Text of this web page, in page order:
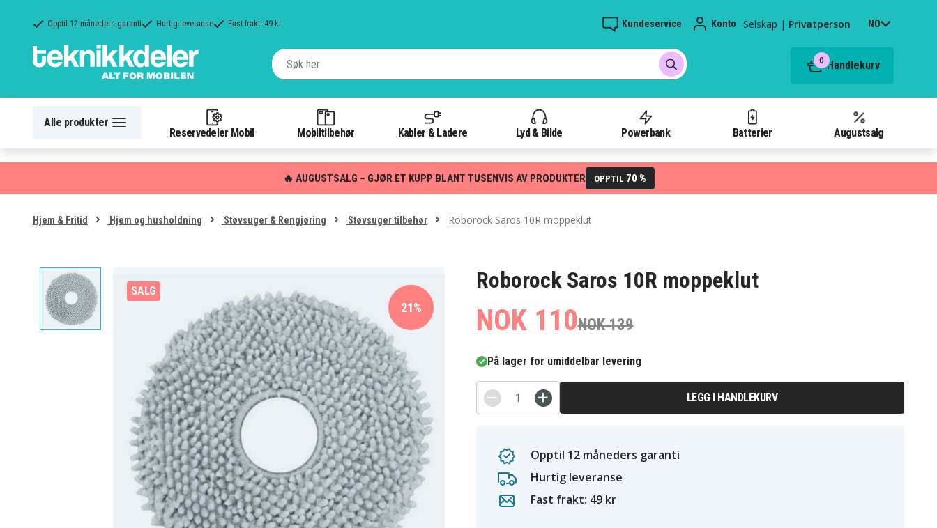
Opptil 12 måneders garanti Hurtig leveranse Fast frakt: 49 kr Kundeservice Konto Selskap | Privatperson NO
0 Handlekurv
Alle produkter
Reservedeler Mobil Mobiltilbehør Kabler & Ladere Lyd & Bilde Powerbank Batterier Augustsalg
🔥 AUGUSTSALG – GJØR ET KUPP BLANT TUSENVIS AV PRODUKTER OPPTIL 70 %
Hjem & Fritid Hjem og husholdning Støvsuger & Rengjøring Støvsuger tilbehør Roborock Saros 10R moppeklut
SALG Roborock Saros 10R moppeklut
21% NOK 110NOK 139
På lager for umiddelbar levering
LEGG I HANDLEKURV
Opptil 12 måneders garanti
Hurtig leveranse
Fast frakt: 49 kr